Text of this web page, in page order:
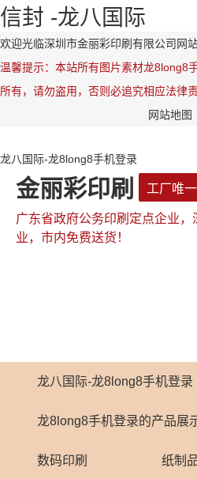
信封 -龙八国际
欢迎光临深圳市金丽彩印刷有限公司网站
温馨提示：本站所有图片素材龙8long8
所有，请勿盗用，否则必追究相应法律责
网站地图
龙八国际-龙8long8手机登录
金丽彩印刷 工厂唯
广东省政府公务印刷定点企业
业，市内免费送货！
龙八国际-龙8long8手机登录
龙8long8手机登录的产品展
数码印刷 纸制